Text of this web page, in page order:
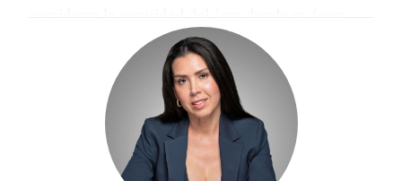
comprar. La seguridad no solo afecta el valor de la
propiedad a largo plazo, sino que también influye
en la calidad de vida y la tranquilidad del
propietario. En este artículo, te guiaremos a través
de las consideraciones clave que debes tener en
cuenta para asegurarte de que tu inversión sea